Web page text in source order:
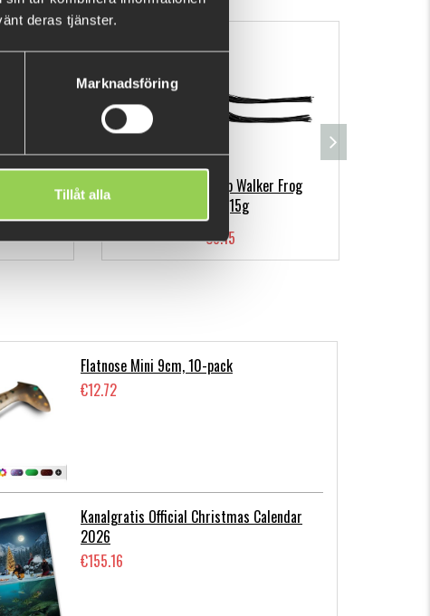
deras tjänster.
Marknadsföring
Tillåt alla
Savage Gear Hop Walker Frog
5,5cm,15g
€8.15
Flatnose Mini 9cm, 10-pack
€12.72
Kanalgratis Official Christmas Calendar
2026
€155.16